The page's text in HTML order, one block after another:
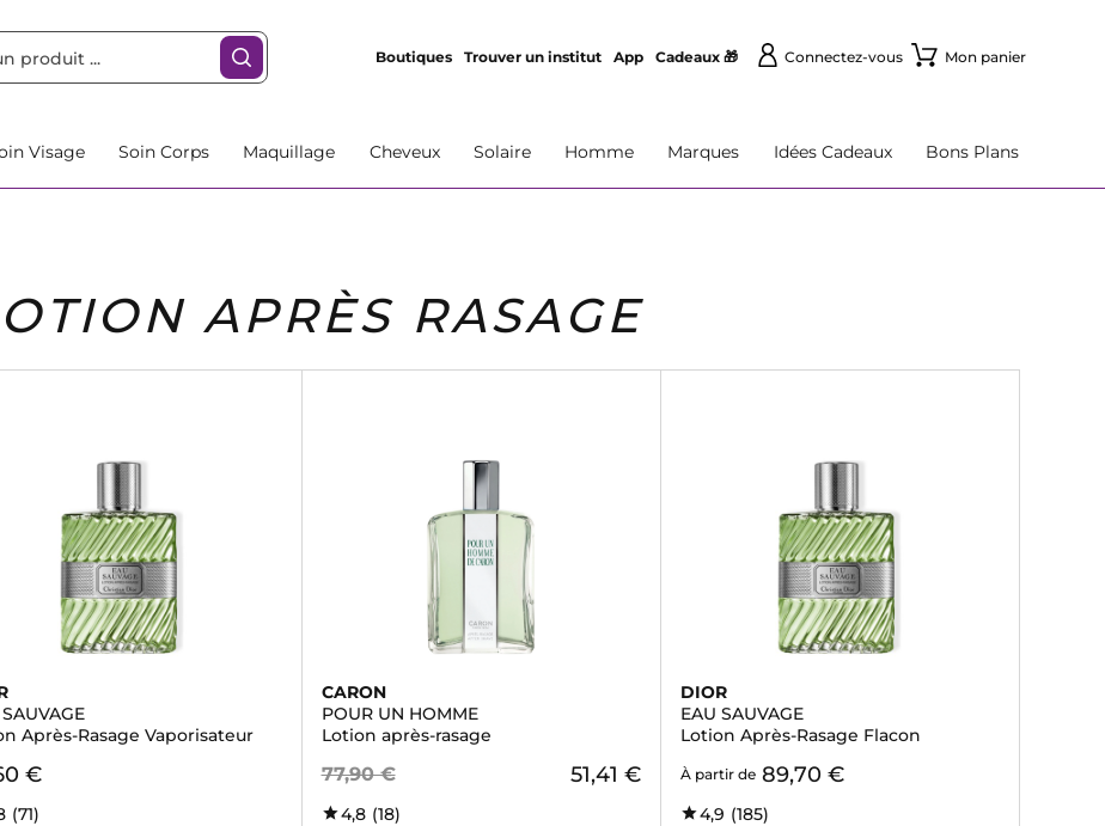
Boutiques Trouver un institut App Cadeaux 🎁 Connectez-vous Mon panier
Visage Soin Corps Maquillage Cheveux Solaire Homme Marques Idées Cadeaux Bons Plans
APRÈS RASAGE
Après-Rasage Vaporisateur
€
(71)
CARON
POUR UN HOMME
Lotion après-rasage
77,90 € 51,41 €
4,8 (18)
DIOR
EAU SAUVAGE
Lotion Après-Rasage Flacon
À partir de 89,70 €
4,9 (185)